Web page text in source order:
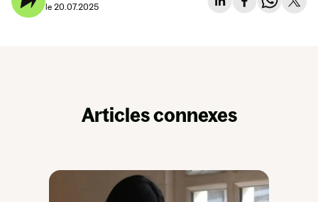
le 20.07.2025
Articles connexes